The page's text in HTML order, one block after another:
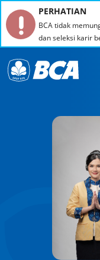
PERHATIAN
BCA tidak
dan seleksi karir